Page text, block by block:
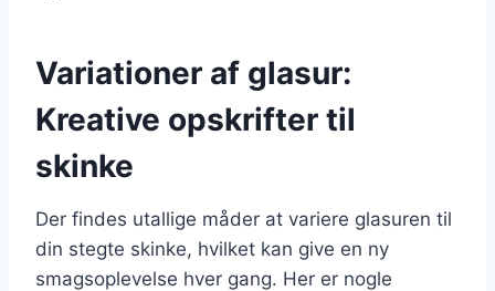
Variationer af glasur:
Kreative opskrifter til
skinke
Der findes utallige måder at variere glasuren til
din stegte skinke, hvilket kan give en ny
smagsoplevelse hver gang. Her er nogle